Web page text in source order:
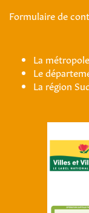
Formulaire de
La
Le
La région